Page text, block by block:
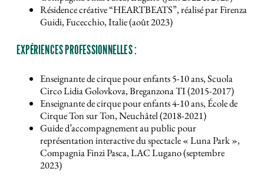
Résidence créative “HEARTBEATS”, réalisé par Firenza
Guidi, Fucecchio, Italie (août 2023)
EXPÉRIENCES PROFESSIONNELLES :
Enseignante de cirque pour enfants 5-10 ans, Scuola
Circo Lidia Golovkova, Breganzona TI (2015-2017)
Enseignante de cirque pour enfants 4-10 ans, École de
Cirque Ton sur Ton, Neuchâtel (2018-2021)
Guide d’accompagnement au public pour
représentation interactive du spectacle « Luna Park »,
Compagnia Finzi Pasca, LAC Lugano (septembre
2023)